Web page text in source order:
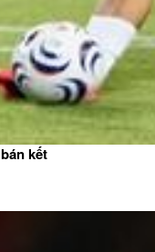
kết